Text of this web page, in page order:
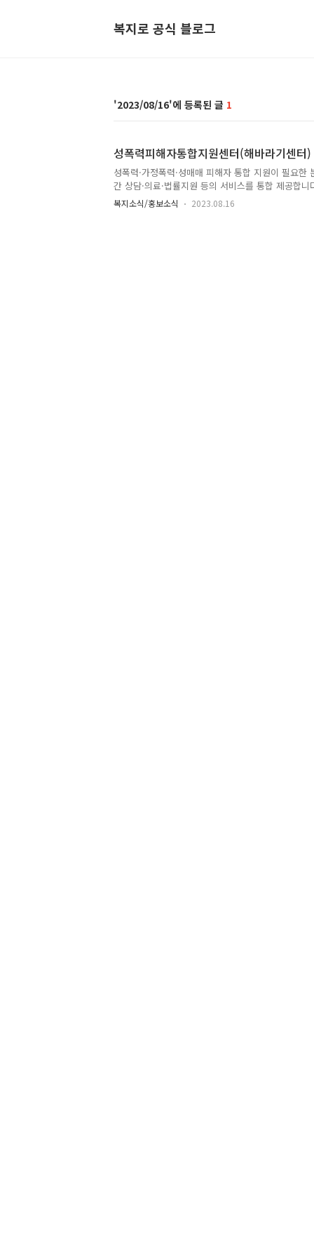
복지로 공식 블로그
2023/08/16 1
성폭력피해자통합지원센터(해바라기센터)
성폭력·가정폭력·성매매 피해자 통합 지원이 필요한
간 상담·의료·법률지원 등의 서비스를 통합 제공합
가정폭력 성매매 피해자 대상 365일 24시간 상담지
심리지원 등의 서비스를 통합적으로 제공함으로써
용은 아래 카드뉴스와 바로가기 링크를 참고하여 주
복지소식/홍보소식 2023.08.16